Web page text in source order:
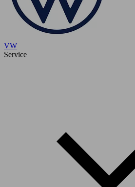
VW
Service